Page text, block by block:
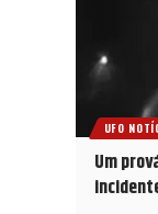
UFO
Um